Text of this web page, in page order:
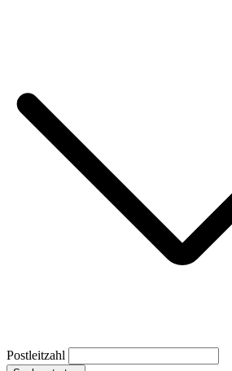
Postleitzahl